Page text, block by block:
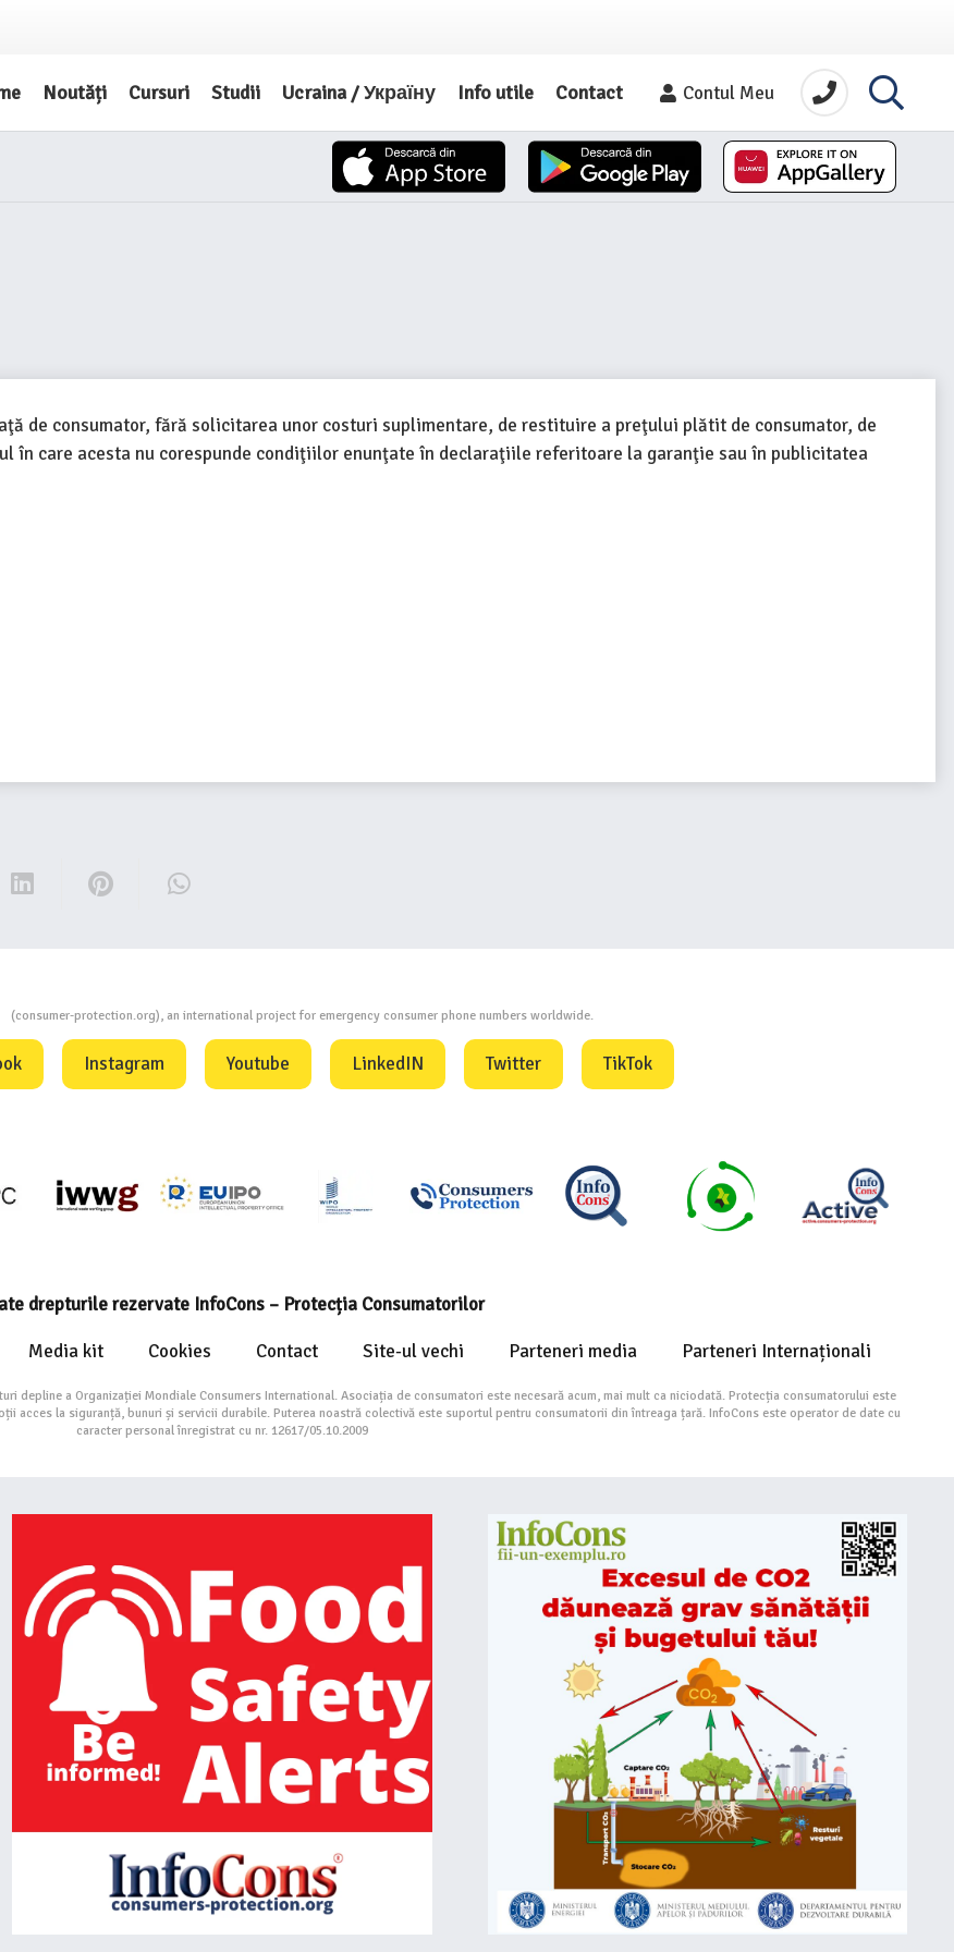
Noutăți Cursuri Studii Ucraina / Україну Info utile Contact Contul Meu
de consumator, fără solicitarea unor costuri suplimentare, de restituire a preţului plătit de consumator, de
în care acesta nu corespunde condiţiilor enunţate în declaraţiile referitoare la garanţie sau în publicitatea
(consumer-protection.org), an international project for emergency consumer phone numbers worldwide.
Instagram Youtube LinkedIN Twitter TikTok
drepturile rezervate InfoCons – Protecția Consumatorilor
Media kit Cookies Contact Site-ul vechi Parteneri media Parteneri Internaționali
depline a Organizației Mondiale Consumers International. Asociația de consumatori este necesară acum, mai mult ca niciodată. Protecția consumatorului este
acces la siguranță, bunuri și servicii durabile. Puterea noastră colectivă este suportul pentru consumatorii din întreaga țară. InfoCons este operator de date cu
caracter personal înregistrat cu nr. 12617/05.10.2009